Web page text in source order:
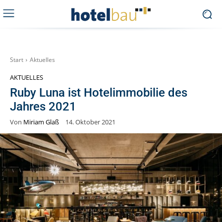
Start Aktuelles
AKTUELLES
Ruby Luna ist Hotelimmobilie des
Jahres 2021
Von Miriam Glaß 14. Oktober 2021